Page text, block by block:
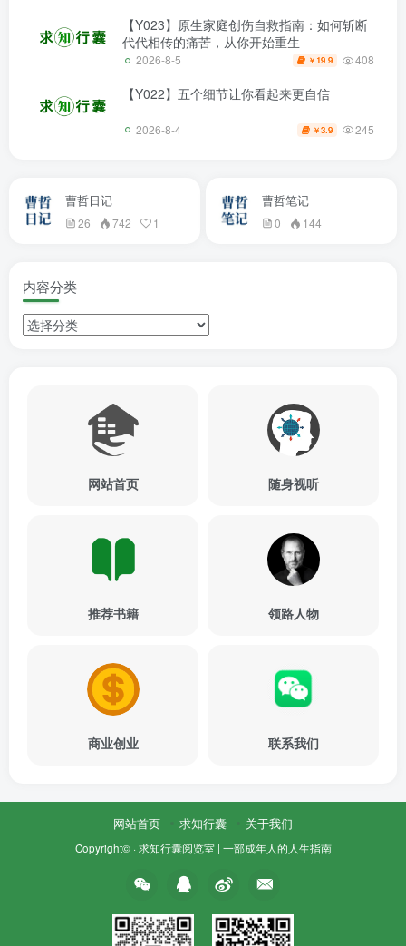
【Y023】原生家庭创伤自救指南：如何斩断
代代相传的痛苦，从你开始重生
2026-8-5 ￥ 19.9 408
【Y022】五个细节让你看起来更自信
2026-8-4 ￥3.9 245
曹哲日记
26 742 1
曹哲笔记
0 144
内容分类
网站首页 随身视听
推荐书籍 领路人物
商业创业 联系我们
网站首页 求知行囊 关于我们
Copyright© · 求知行囊阅览室 | 一部成年人的人生指南